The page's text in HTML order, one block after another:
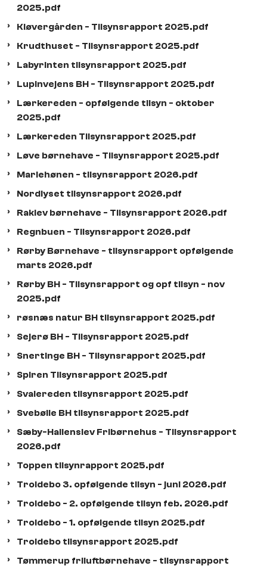
2025.pdf
Kløvergården - Tilsynsrapport 2025.pdf
Krudthuset - Tilsynsrapport 2025.pdf
Labyrinten tilsynsrapport 2025.pdf
Lupinvejens BH - Tilsynsrapport 2025.pdf
Lærkereden - opfølgende tilsyn - oktober
2025.pdf
Lærkereden Tilsynsrapport 2025.pdf
Løve børnehave - Tilsynsrapport 2025.pdf
Mariehønen - tilsynsrapport 2026.pdf
Nordlyset tilsynsrapport 2026.pdf
Raklev børnehave - Tilsynsrapport 2026.pdf
Regnbuen - Tilsynsrapport 2026.pdf
Rørby Børnehave - tilsynsrapport opfølgende
marts 2026.pdf
Rørby BH - Tilsynsrapport og opf tilsyn - nov
2025.pdf
røsnæs natur BH tilsynsrapport 2025.pdf
Sejerø BH - Tilsynsrapport 2025.pdf
Snertinge BH - Tilsynsrapport 2025.pdf
Spiren Tilsynsrapport 2025.pdf
Svalereden tilsynsrapport 2025.pdf
Svebølle BH tilsynsrapport 2025.pdf
Sæby-Hallenslev Fribørnehus - Tilsynsrapport
2026.pdf
Toppen tilsynrapport 2025.pdf
Troldebo 3. opfølgende tilsyn - juni 2026.pdf
Troldebo - 2. opfølgende tilsyn feb. 2026.pdf
Troldebo - 1. opfølgende tilsyn 2025.pdf
Troldebo tilsynsrapport 2025.pdf
Tømmerup friluftbørnehave - tilsynsrapport